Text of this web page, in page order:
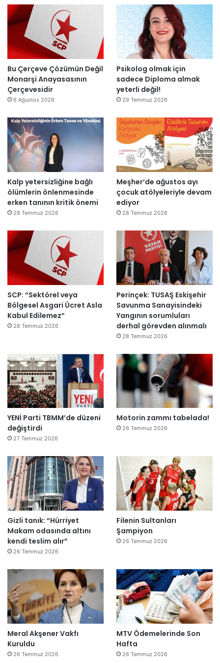
d
i
”
l
l
a
s
o
n
r
a
y
n
i
d
n
a
ç
ı
l
d
Bu Çerçeve Çözümün Değil
Monarşi Anayasasının
Çerçevesidir
6 Ağustos 2026
Psikolog olmak için
sadece Diploma almak
yeterli değil!
29 Temmuz 2026
Kalp yetersizliğine bağlı
ölümlerin önlenmesinde
erken tanının kritik önemi
28 Temmuz 2026
Meşher’de ağustos ayı
çocuk atölyeleriyle devam
ediyor
28 Temmuz 2026
SCP: “Sektörel veya
Bölgesel Asgari Ücret Asla
Kabul Edilemez”
28 Temmuz 2026
Perinçek: TUSAŞ Eskişehir
Savunma Sanayisindeki
Yangının sorumluları
derhal görevden alınmalı
28 Temmuz 2026
YENİ Parti TBMM’de düzeni
değiştirdi
27 Temmuz 2026
Motorin zammı tabelada!
26 Temmuz 2026
Gizli tanık: “Hürriyet
Makam odasında altını
kendi teslim alır”
26 Temmuz 2026
Filenin Sultanları
Şampiyon
26 Temmuz 2026
Meral Akşener Vakfı
Kuruldu
26 Temmuz 2026
MTV Ödemelerinde Son
Hafta
26 Temmuz 2026